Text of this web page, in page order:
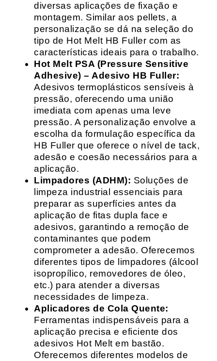
diversas aplicações de fixação e
montagem. Similar aos pellets, a
personalização se dá na seleção do
tipo de Hot Melt HB Fuller com as
características ideais para o trabalho.
Hot Melt PSA (Pressure Sensitive
Adhesive) – Adesivo HB Fuller:
Adesivos termoplásticos sensíveis à
pressão, oferecendo uma união
imediata com apenas uma leve
pressão. A personalização envolve a
escolha da formulação específica da
HB Fuller que oferece o nível de tack,
adesão e coesão necessários para a
aplicação.
Limpadores (ADHM): Soluções de
limpeza industrial essenciais para
preparar as superfícies antes da
aplicação de fitas dupla face e
adesivos, garantindo a remoção de
contaminantes que podem
comprometer a adesão. Oferecemos
diferentes tipos de limpadores (álcool
isopropílico, removedores de óleo,
etc.) para atender a diversas
necessidades de limpeza.
Aplicadores de Cola Quente:
Ferramentas indispensáveis para a
aplicação precisa e eficiente dos
adesivos Hot Melt em bastão.
Oferecemos diferentes modelos de